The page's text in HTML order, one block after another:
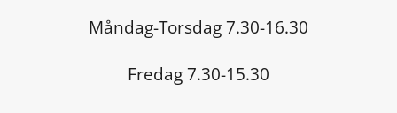
Måndag-Torsdag 7.30-16.30
Fredag 7.30-15.30